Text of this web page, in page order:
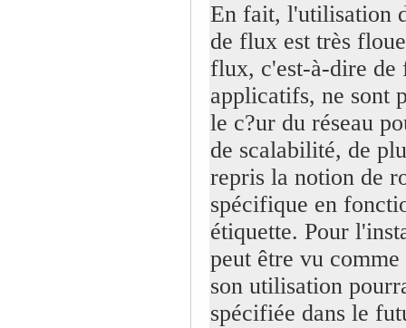
En fait, l'utilisation
de flux est très
flux, c'est-à-dire de
applicatifs, ne sont
le c?ur du réseau
de scalabilité, de
repris la notion de
spécifique en
étiquette. Pour
peut être vu comme
son utilisation
spécifiée dans le